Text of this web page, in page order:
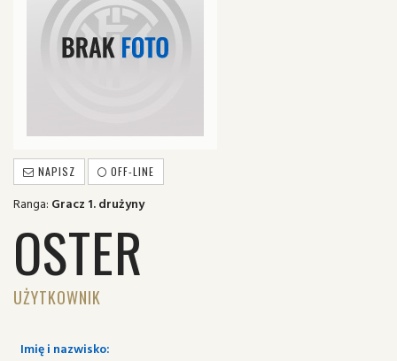
NAPISZ OFF-LINE
Ranga: Gracz 1. drużyny
OSTER
UŻYTKOWNIK
Imię i nazwisko: